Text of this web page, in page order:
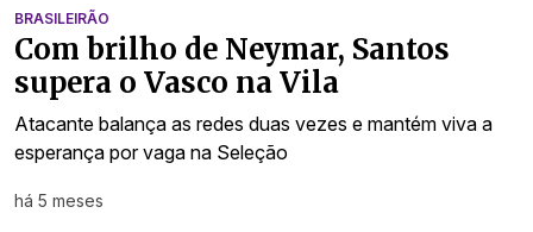
BRASILEIRÃO
Com brilho de Neymar, Santos
supera o Vasco na Vila
Atacante balança as redes duas vezes e mantém viva a
esperança por vaga na Seleção
há 5 meses